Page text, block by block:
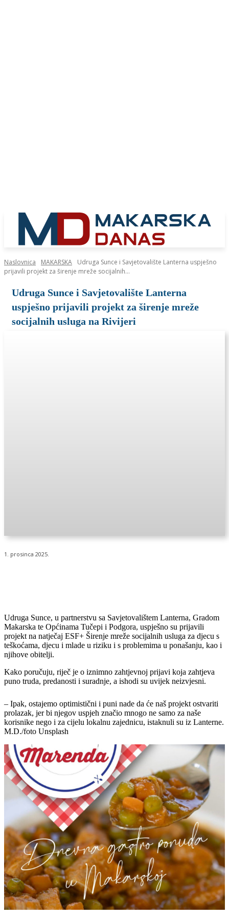
Naslovnica MAKARSKA
Udruga Sunce i Savjetovalište Lanterna uspješno
prijavili projekt za širenje mreže socijalnih...
Udruga Sunce i Savjetovalište Lanterna
uspješno prijavili projekt za širenje mreže
socijalnih usluga na Rivijeri
1. prosinca 2025.
Udruga Sunce, u partnerstvu sa Savjetovalištem Lanterna, Gradom
Makarska te Općinama Tučepi i Podgora, uspješno su prijavili
projekt na natječaj ESF+ Širenje mreže socijalnih usluga za djecu s
teškoćama, djecu i mlade u riziku i s problemima u ponašanju, kao i
njihove obitelji.
Kako poručuju, riječ je o iznimno zahtjevnoj prijavi koja zahtjeva
puno truda, predanosti i suradnje, a ishodi su uvijek neizvjesni.
– Ipak, ostajemo optimistični i puni nade da će naš projekt ostvariti
prolazak, jer bi njegov uspjeh značio mnogo ne samo za naše
korisnike nego i za cijelu lokalnu zajednicu, istaknuli su iz Lanterne.
M.D./foto Unsplash